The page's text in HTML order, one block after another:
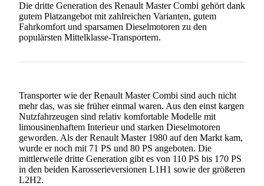
Die dritte Generation des Renault Master Combi gehört dank
gutem Platzangebot mit zahlreichen Varianten, gutem
Fahrkomfort und sparsamen Dieselmotoren zu den
populärsten Mittelklasse-Transportern.
Transporter wie der Renault Master Combi sind auch nicht
mehr das, was sie früher einmal waren. Aus den einst kargen
Nutzfahrzeugen sind relativ komfortable Modelle mit
limousinenhaftem Interieur und starken Dieselmotoren
geworden. Als der Renault Master 1980 auf den Markt kam,
wurde er noch mit 71 PS und 80 PS angeboten. Die
mittlerweile dritte Generation gibt es von 110 PS bis 170 PS
in den beiden Karosserieversionen L1H1 sowie der größeren
L2H2.